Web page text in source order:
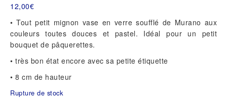
12,00€
• Tout petit mignon vase en verre soufflé de Murano aux
couleurs toutes douces et pastel. Idéal pour un petit
bouquet de pâquerettes.
• très bon état encore avec sa petite étiquette
• 8 cm de hauteur
Rupture de stock